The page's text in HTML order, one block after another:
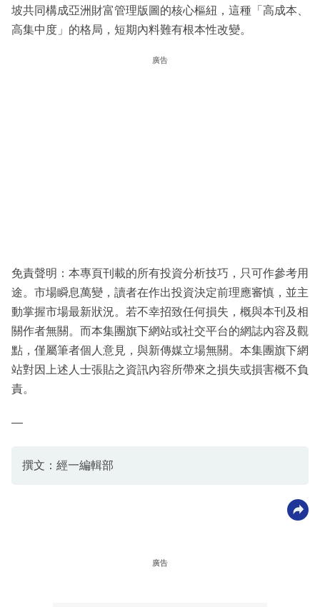
坡共同構成亞洲財富管理版圖的核心樞紐，這種「高成本、
高集中度」的格局，短期內料難有根本性改變。
廣告
免責聲明：本專頁刊載的所有投資分析技巧，只可作參考用
途。市場瞬息萬變，讀者在作出投資決定前理應審慎，並主
動掌握市場最新狀況。若不幸招致任何損失，概與本刊及相
關作者無關。而本集團旗下網站或社交平台的網誌內容及觀
點，僅屬筆者個人意見，與新傳媒立場無關。本集團旗下網
站對因上述人士張貼之資訊內容所帶來之損失或損害概不負
責。
—
撰文：經一編輯部
廣告